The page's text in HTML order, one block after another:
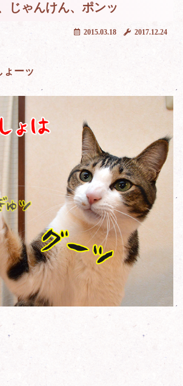
じゃんけん、ポンッ
2017.12.24
2015.03.18
ょーッ